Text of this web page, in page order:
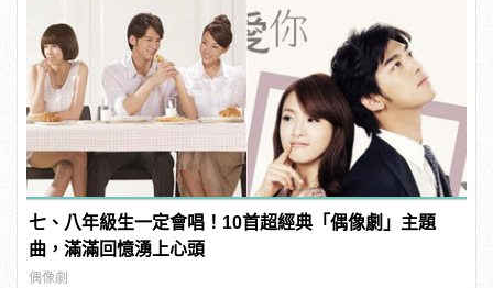
七、八年級生一定會唱！10首超經典「偶像劇」主題
曲，滿滿回憶湧上心頭
偶像劇